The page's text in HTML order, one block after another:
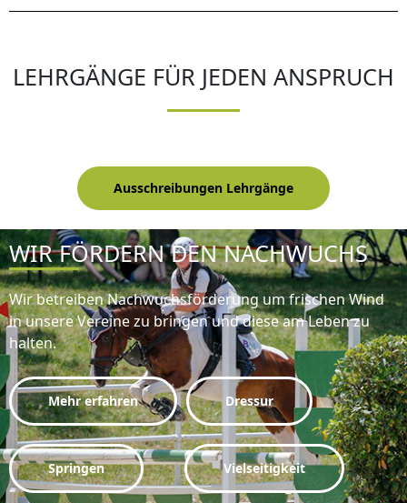
LEHRGÄNGE FÜR JEDEN ANSPRUCH
Ausschreibungen Lehrgänge
WIR FÖRDERN DEN NACHWUCHS
Wir betreiben Nachwuchsförderung um frischen Wind
in unsere Vereine zu bringen und diese am Leben zu
halten.
Mehr erfahren Dressur
Springen Vielseitigkeit